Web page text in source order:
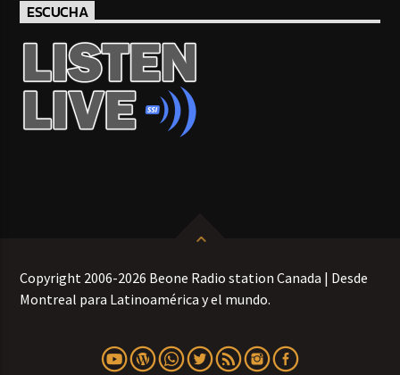
ESCUCHA
Copyright 2006-2026 Beone Radio station Canada | Desde
Montreal para Latinoamérica y el mundo.